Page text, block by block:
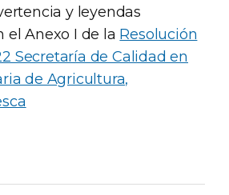
y leyendas
el Anexo I de la Resolución
Secretaría de Calidad en
de Agricultura,